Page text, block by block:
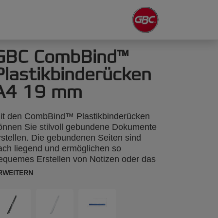
CombBind™
19 mm
den CombBind™ Plastikbinderücken
Sie stilvoll gebundene Dokumente
Die gebundenen Seiten sind
liegend und ermöglichen so
Erstellen von Notizen oder das
einzelner Seiten. Sie sind aus
Stück.